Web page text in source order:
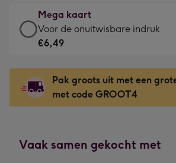
kleine
gelukwens
-
120
x
160
mm
€4,79
-
Meest
gekozen
Dimensions:
167
x
Mega kaart
Mega
kaart
€6,49
-
Voor
indruk
Voor de onuitwisbare indruk
€6,49
Pak groots uit met een
met code GROOT4
Vaak samen gekocht met